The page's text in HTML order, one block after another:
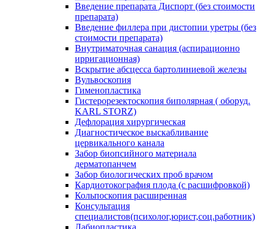
Введение препарата Диспорт (без стоимости
препарата)
Введение филлера при дистопии уретры (без
стоимости препарата)
Внутриматочная санация (аспирационно
ирригационная)
Вскрытие абсцесса бартолиниевой железы
Вульвоскопия
Гименопластика
Гистерорезектоскопия биполярная ( оборуд.
KARL STORZ)
Дефлорация хирургическая
Диагностическое выскабливание
цервикального канала
Забор биопсийного материала
дерматопанчем
Забор биологических проб врачом
Кардиотокография плода (с расшифровкой)
Кольпоскопия расширенная
Консультация
специалистов(психолог,юрист,соц.работник)
Лабиопластика